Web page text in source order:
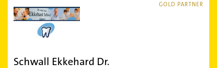
GOLD PARTNER
Schwall Ekkehard Dr.